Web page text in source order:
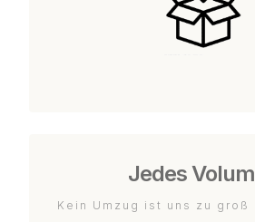
Jedes
Kein Umzug ist uns zu groß